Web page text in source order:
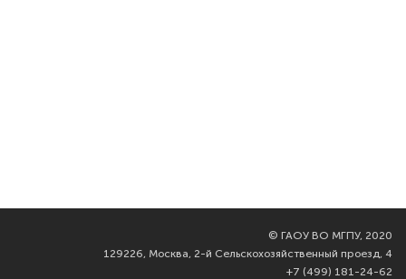
© ГАОУ ВО МГПУ, 2020
129226, Москва, 2-й Сельскохозяйственный проезд, 4
+7 (499) 181-24-62